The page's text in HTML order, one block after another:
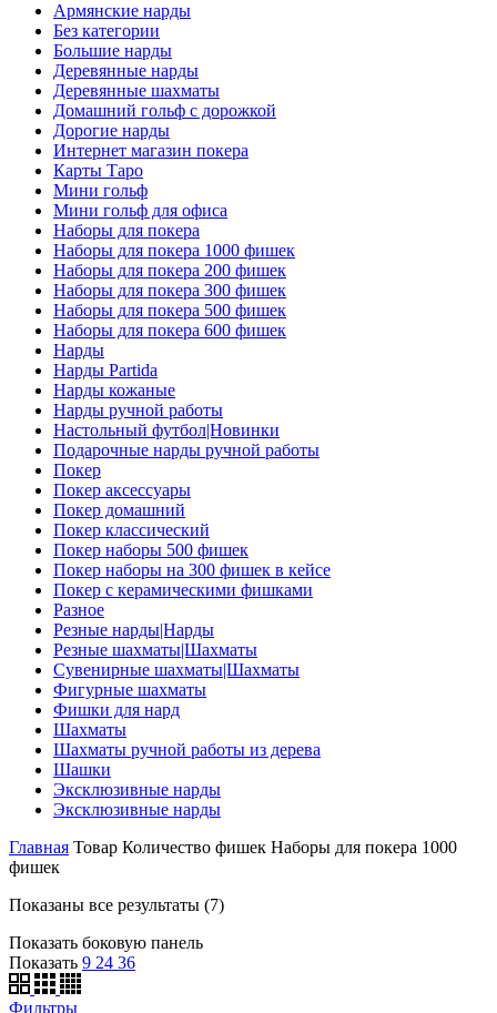
Армянские нарды
Без категории
Большие нарды
Деревянные нарды
Деревянные шахматы
Домашний гольф с дорожкой
Дорогие нарды
Интернет магазин покера
Карты Таро
Мини гольф
Мини гольф для офиса
Наборы для покера
Наборы для покера 1000 фишек
Наборы для покера 200 фишек
Наборы для покера 300 фишек
Наборы для покера 500 фишек
Наборы для покера 600 фишек
Нарды
Нарды Partida
Нарды кожаные
Нарды ручной работы
Настольный футбол|Новинки
Подарочные нарды ручной работы
Покер
Покер аксессуары
Покер домашний
Покер классический
Покер наборы 500 фишек
Покер наборы на 300 фишек в кейсе
Покер с керамическими фишками
Разное
Резные нарды|Нарды
Резные шахматы|Шахматы
Сувенирные шахматы|Шахматы
Фигурные шахматы
Фишки для нард
Шахматы
Шахматы ручной работы из дерева
Шашки
Эксклюзивные нарды
Эксклюзивные нарды
Главная Товар Количество фишек Наборы для покера 1000
фишек
Показаны все результаты (7)
Показать боковую панель
Показать 9 24 36
Фильтры